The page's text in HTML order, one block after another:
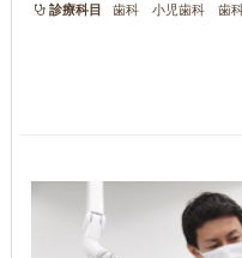
診療科目 歯科 小児歯科 歯科